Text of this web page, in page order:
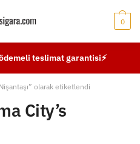
0
teslimat garantisi⚡
olarak etiketlendi
City’s